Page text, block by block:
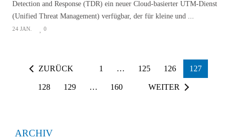
Detection and Response (TDR) ein neuer Cloud-basierter UTM-Dienst
(Unified Threat Management) verfügbar, der für kleine und ...
24 JAN. 0
ZURÜCK 1 … 125 126 127
128 129 … 160 WEITER
ARCHIV